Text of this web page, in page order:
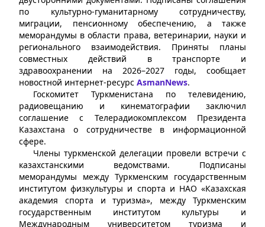
по культурно-гуманитарному сотрудничеству,
миграции, пенсионному обеспечению, а также
меморандумы в области права, ветеринарии, науки и
регионального взаимодействия. Приняты планы
совместных действий в транспорте и
здравоохранении на 2026–2027 годы, сообщает
новостной интернет-ресурс AsmanNews.
Госкомитет Туркменистана по телевидению,
радиовещанию и кинематографии заключил
соглашение с Телерадиокомплексом Президента
Казахстана о сотрудничестве в информационной
сфере.
Члены туркменской делегации провели встречи с
казахстанскими ведомствами. Подписаны
меморандумы между Туркменским государственным
институтом физкультуры и спорта и НАО «Казахская
академия спорта и туризма», между Туркменским
государственным институтом культуры и
Международным университетом туризма и